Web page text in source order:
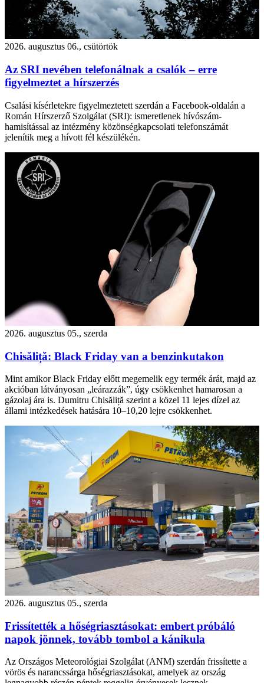
2026. augusztus 06., csütörtök
Az SRI nevében telefonálnak a csalók – erre
figyelmeztet a hírszerzés
Csalási kísérletekre figyelmeztetett szerdán a Facebook-oldalán a
Román Hírszerző Szolgálat (SRI): ismeretlenek hívószám-
hamisítással az intézmény közönségkapcsolati telefonszámát
jelenítik meg a hívott fél készülékén.
2026. augusztus 05., szerda
Chisăliță: Black Friday van a benzinkutakon
Mint amikor Black Friday előtt megemelik egy termék árát, majd az
akcióban látványosan „leárazzák”, úgy csökkenhet hamarosan a
gázolaj ára is. Dumitru Chisăliță szerint a közel 11 lejes dízel az
állami intézkedések hatására 10–10,20 lejre csökkenhet.
2026. augusztus 05., szerda
Frissítették a hőségriasztásokat: embert próbáló
napok jönnek, tovább tombol a kánikula
Az Országos Meteorológiai Szolgálat (ANM) szerdán frissítette a
vörös és narancssárga hőségriasztásokat, amelyek az ország